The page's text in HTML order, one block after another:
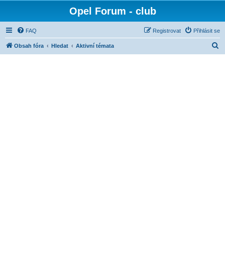
Opel Forum - club
FAQ Přihlásit se
Registrovat
Obsah fóra Hledat Aktivní témata